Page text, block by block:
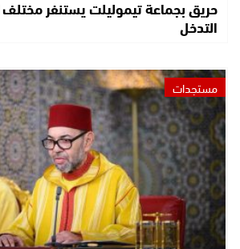
حريق بجماعة تيموليلت يستنفر
التدخل
مستجدات